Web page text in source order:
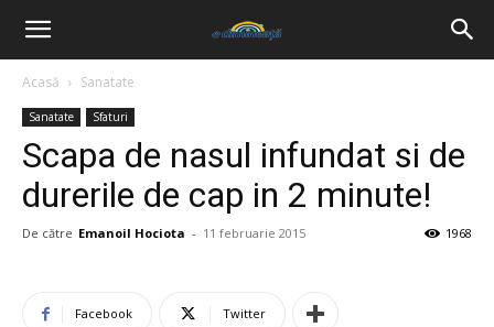
Acasă Sanatate
Sanatate Sfaturi
Scapa de nasul infundat si de
durerile de cap in 2 minute!
De către Emanoil Hociota - 11 februarie 2015 1968
Facebook Twitter